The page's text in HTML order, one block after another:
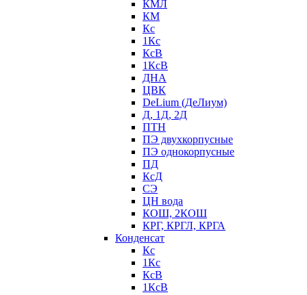
КМЛ
КМ
Кс
1Кс
КсВ
1КсВ
ДНА
ЦВК
DeLium (ДеЛиум)
Д, 1Д, 2Д
ПТН
ПЭ двухкорпусные
ПЭ однокорпусные
ПД
КсД
СЭ
ЦН вода
КОШ, 2КОШ
КРГ, КРГЛ, КРГА
Конденсат
Кс
1Кс
КсВ
1КсВ